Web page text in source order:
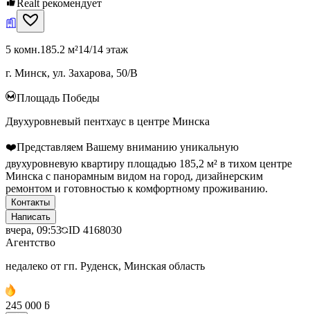
Realt рекомендует
5 комн.185.2 м²14/14 этаж
г. Минск, ул. Захарова, 50/В
Площадь Победы
Двухуровневый пентхаус в центре Минска
❤️Представляем Вашему вниманию уникальную
двухуровневую квартиру площадью 185,2 м² в тихом центре
Минска с панорамным видом на город, дизайнерским
ремонтом и готовностью к комфортному проживанию.
Контакты
Написать
вчера, 09:53 ID 4168030
Агентство
недалеко от гп. Руденск, Минская область
245 000 ƃ